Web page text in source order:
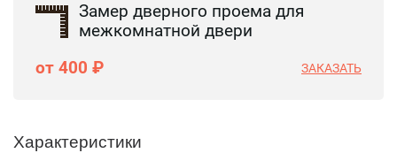
Замер дверного проема для
межкомнатной двери
от 400 ₽
ЗАКАЗАТЬ
Характеристики